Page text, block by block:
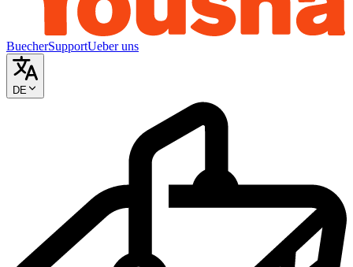
BuecherSupportUeber uns
DE